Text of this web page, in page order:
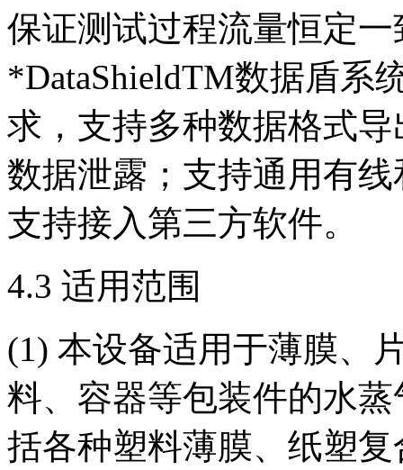
保证测试过程流量恒定
*DataShieldTM数据盾系
求，支持多种数据格式
数据泄露；支持通用有
支持接入第三方软件。
4.3 适用范围
(1) 本设备适用于薄膜、
料、容器等包装件的水
括各种塑料薄膜、纸塑